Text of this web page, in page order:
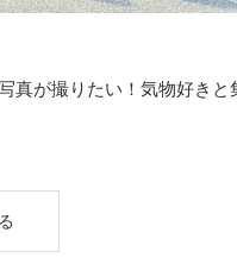
真が撮りたい！気物好きと